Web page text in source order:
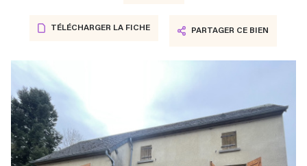
TÉLÉCHARGER LA FICHE PARTAGER CE BIEN